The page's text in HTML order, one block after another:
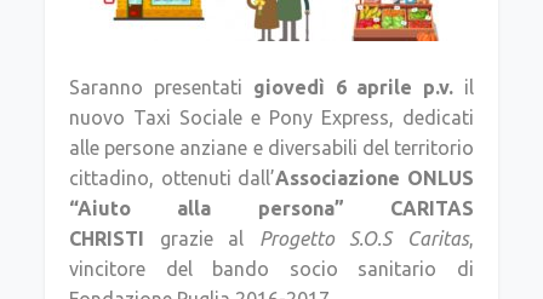
Saranno presentati giovedì 6 aprile p.v. il
nuovo Taxi Sociale e Pony Express, dedicati
alle persone anziane e diversabili del territorio
cittadino, ottenuti dall’Associazione ONLUS
“Aiuto alla persona” CARITAS
CHRISTI grazie al Progetto S.O.S Caritas,
vincitore del bando socio sanitario di